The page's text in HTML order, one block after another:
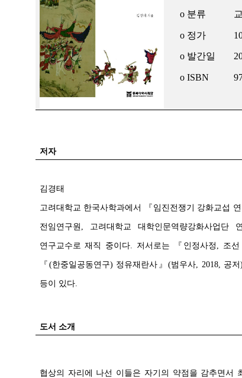
o 분류
o 정가
o 발간일
o ISBN
저자
김경태
고려대학교 한국사학과에서 『임진전쟁기 강화교섭
전임연구원, 고려대학교 대학인문역량강화사업단
연구교수로 재직 중이다. 저서로는 『인정사정, 조
『(한중일공동연구) 정유재란사』(범우사, 2018, 공
등이 있다.
도서 소개
협상의 자리에 나선 이들은 자기의 약점을 감추면서